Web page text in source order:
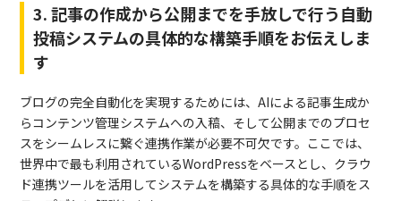
3. 記事の作成から公開までを手放しで行う自動
投稿システムの具体的な構築手順をお伝えしま
す
ブログの完全自動化を実現するためには、AIによる記事生成か
らコンテンツ管理システムへの入稿、そして公開までのプロセ
スをシームレスに繋ぐ連携作業が必要不可欠です。ここでは、
世界中で最も利用されているWordPressをベースとし、クラウ
ド連携ツールを活用してシステムを構築する具体的な手順をス